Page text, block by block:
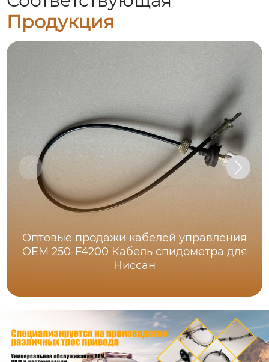
Продукция
Оптовые продажи кабелей управления
OEM 250-F4200 Кабель спидометра для
Ниссан